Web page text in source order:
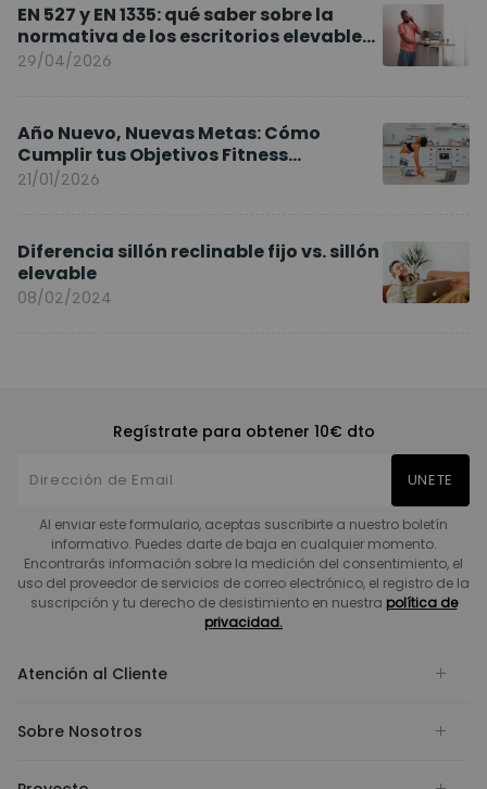
EN 527 y EN 1335: qué saber sobre la
normativa de los escritorios elevables
y sillas ergonómicas
29/04/2026
Año Nuevo, Nuevas Metas: Cómo
Cumplir tus Objetivos Fitness
Entrenando en Casa
21/01/2026
Diferencia sillón reclinable fijo vs. sillón
elevable
08/02/2024
Regístrate para obtener 10€ dto
UNETE
Al enviar este formulario, aceptas suscribirte a nuestro boletín
informativo. Puedes darte de baja en cualquier momento.
Encontrarás información sobre la medición del consentimiento, el
uso del proveedor de servicios de correo electrónico, el registro de la
suscripción y tu derecho de desistimiento en nuestra política de
privacidad.
Atención al Cliente
Sobre Nosotros